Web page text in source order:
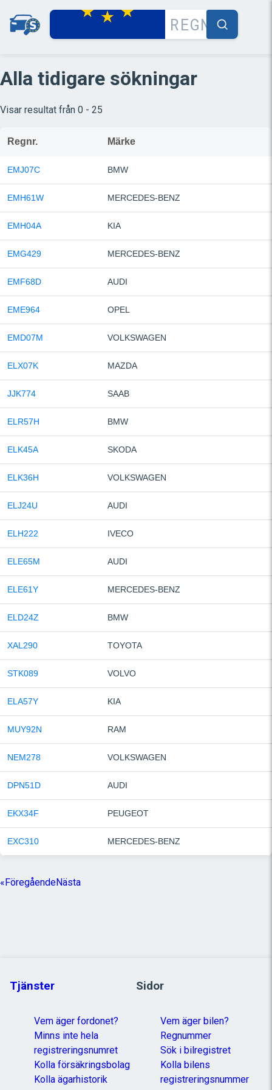
Alla tidigare sökningar
Visar resultat från 0 - 25
Regnr. Märke
EMJ07C BMW
EMH61W MERCEDES-BENZ
EMH04A KIA
EMG429 MERCEDES-BENZ
EMF68D AUDI
EME964 OPEL
EMD07M VOLKSWAGEN
ELX07K MAZDA
JJK774 SAAB
ELR57H BMW
ELK45A SKODA
ELK36H VOLKSWAGEN
ELJ24U AUDI
ELH222 IVECO
ELE65M AUDI
ELE61Y MERCEDES-BENZ
ELD24Z BMW
XAL290 TOYOTA
STK089 VOLVO
ELA57Y KIA
MUY92N RAM
NEM278 VOLKSWAGEN
DPN51D AUDI
EKX34F PEUGEOT
EXC310 MERCEDES-BENZ
«FöregåendeNästa
Tjänster
Vem äger fordonet?
Minns inte hela
registreringsnumret
Kolla försäkringsbolag
Kolla ägarhistorik
Sidor
Vem äger bilen?
Regnummer
Sök i bilregistret
Kolla bilens
registreringsnummer